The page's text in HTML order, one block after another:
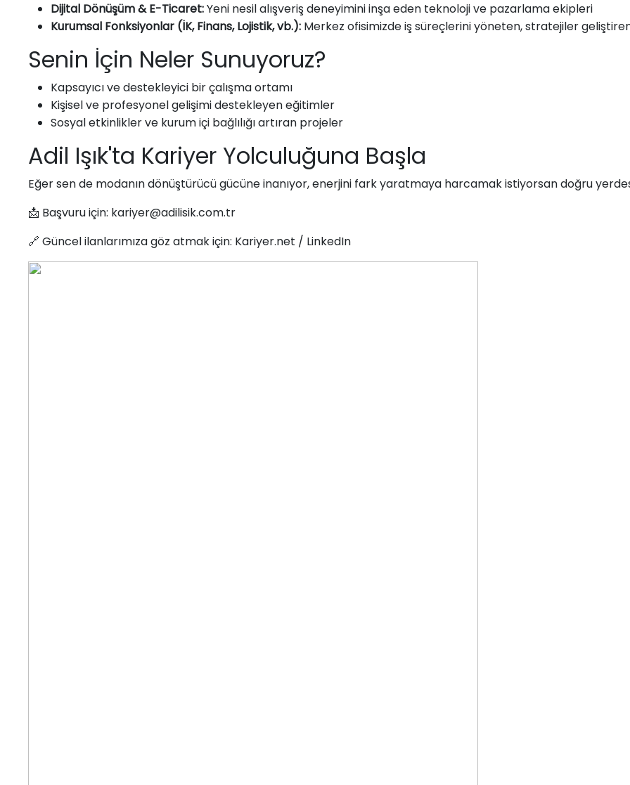
Dijital Dönüşüm & E-Ticaret:Yeni nesil alışveriş deneyimini inşa eden teknoloji ve pazarlama ekipleri
Kurumsal Fonksiyonlar (İK, Finans, Lojistik, vb.): Merkez ofisimizde iş süreçlerini yöneten, stratejiler
Senin İçin Neler Sunuyoruz?
Kapsayıcı ve destekleyici bir çalışma ortamı
Kişisel ve profesyonel gelişimi destekleyen eğitimler
Sosyal etkinlikler ve kurum içi bağlılığı artıran projeler
Adil Işık'ta Kariyer Yolculuğuna Başla
Eğer sen de modanın dönüştürücü gücüne inanıyor, enerjini fark yaratmaya harcamak istiyorsan doğru
📩 Başvuru için: kariyer@adilisik.com.tr
🔗 Güncel ilanlarımıza göz atmak için: Kariyer.net / LinkedIn